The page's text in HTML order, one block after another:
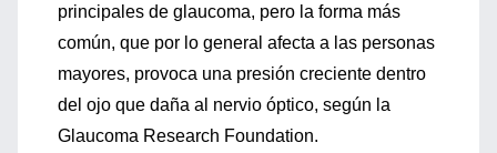
principales de glaucoma, pero la forma más
común, que por lo general afecta a las personas
mayores, provoca una presión creciente dentro
del ojo que daña al nervio óptico, según la
Glaucoma Research Foundation.